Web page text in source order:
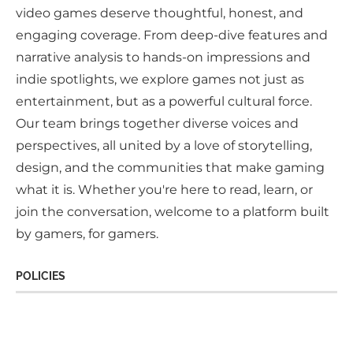
video games deserve thoughtful, honest, and
engaging coverage. From deep-dive features and
narrative analysis to hands-on impressions and
indie spotlights, we explore games not just as
entertainment, but as a powerful cultural force.
Our team brings together diverse voices and
perspectives, all united by a love of storytelling,
design, and the communities that make gaming
what it is. Whether you're here to read, learn, or
join the conversation, welcome to a platform built
by gamers, for gamers.
POLICIES